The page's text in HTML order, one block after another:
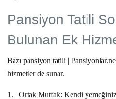
Pansiyon Tatili
Bulunan Ek
Bazı pansiyon tatili |
hizmetler de sunar.
1. Ortak Mutfak: Kendi